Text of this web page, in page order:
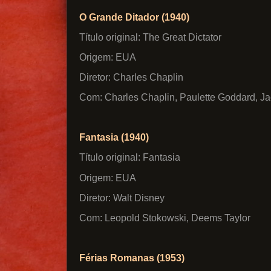
O Grande Ditador (1940)
Título original: The Great Dictator
Origem: EUA
Diretor: Charles Chaplin
Com: Charles Chaplin, Paulette Goddard,
Fantasia (1940)
Título original: Fantasia
Origem: EUA
Diretor: Walt Disney
Com: Leopold Stokowski, Deems Taylor
Férias Romanas (1953)